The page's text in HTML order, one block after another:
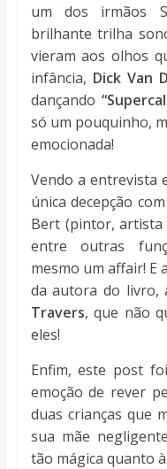
um dos irmãos
brilhante trilha
vieram aos olhos
infância, Dick Van
dançando
só um pouquinho,
emocionada!
Vendo a entrevista
única decepção
Bert (pintor, artista
entre outras
mesmo um affair! E
da autora do livro,
Travers, que não
eles!
Enfim, este post
emoção de rever
duas crianças que
sua mãe
tão mágica quanto